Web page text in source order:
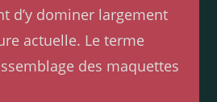
d’y dominer largement
actuelle. Le terme
des maquettes